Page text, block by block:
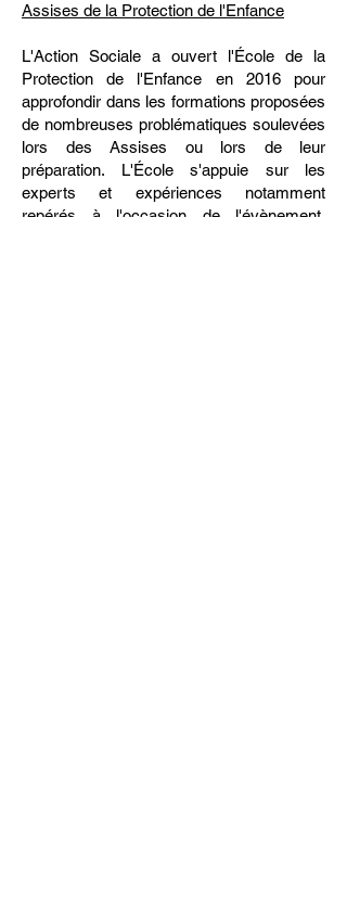
Assises de la Protection de l'Enfance
L'Action Sociale a ouvert l'École de la
Protection de l'Enfance en 2016 pour
approfondir dans les formations proposées
de nombreuses problématiques soulevées
lors des Assises ou lors de leur
préparation. L'École s'appuie sur les
experts et expériences notamment
repérés à l'occasion de l'évènement.